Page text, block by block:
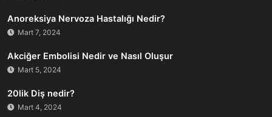
Anoreksiya Nervoza Hastalığı Nedir?
Mart 7, 2024
Akciğer Embolisi Nedir ve Nasıl Oluşur
Mart 5, 2024
20lik Diş nedir?
Mart 4, 2024